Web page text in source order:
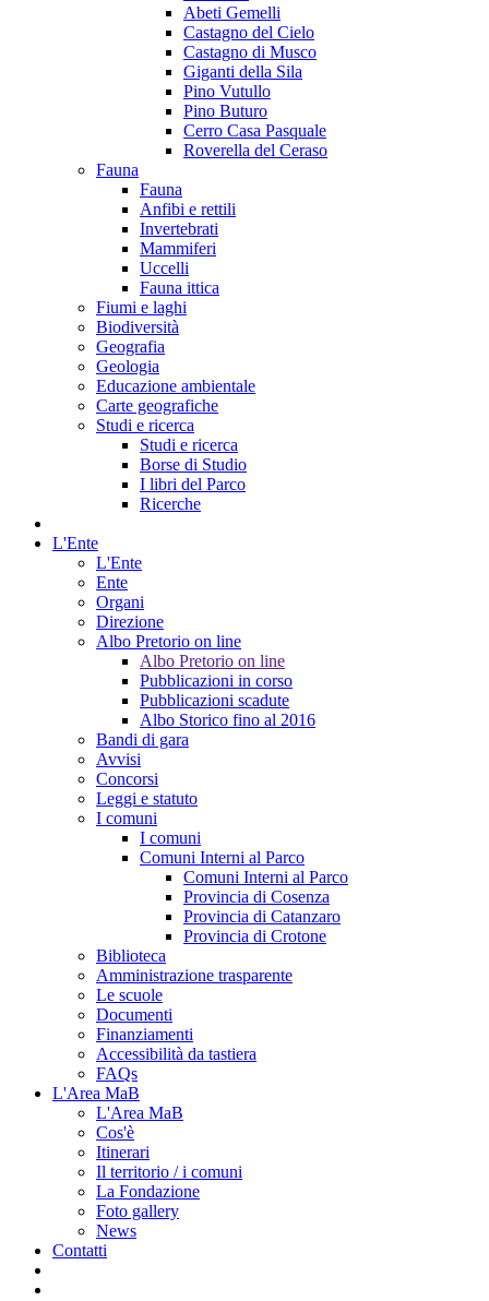
Abeti Gemelli
Castagno del Cielo
Castagno di Musco
Giganti della Sila
Pino Vutullo
Pino Buturo
Cerro Casa Pasquale
Roverella del Ceraso
Fauna
Fauna
Anfibi e rettili
Invertebrati
Mammiferi
Uccelli
Fauna ittica
Fiumi e laghi
Biodiversità
Geografia
Geologia
Educazione ambientale
Carte geografiche
Studi e ricerca
Studi e ricerca
Borse di Studio
I libri del Parco
Ricerche
L'Ente
L'Ente
Ente
Organi
Direzione
Albo Pretorio on line
Albo Pretorio on line
Pubblicazioni in corso
Pubblicazioni scadute
Albo Storico fino al 2016
Bandi di gara
Avvisi
Concorsi
Leggi e statuto
I comuni
I comuni
Comuni Interni al Parco
Comuni Interni al Parco
Provincia di Cosenza
Provincia di Catanzaro
Provincia di Crotone
Biblioteca
Amministrazione trasparente
Le scuole
Documenti
Finanziamenti
Accessibilità da tastiera
FAQs
L'Area MaB
L'Area MaB
Cos'è
Itinerari
Il territorio / i comuni
La Fondazione
Foto gallery
News
Contatti